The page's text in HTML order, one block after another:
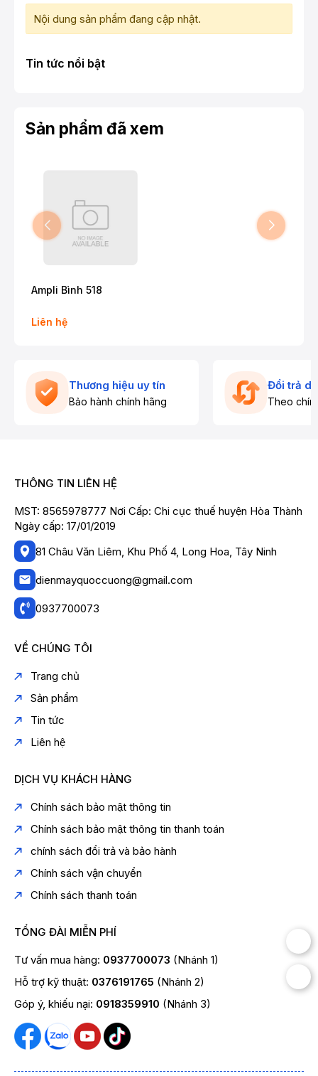
Nội dung sản phẩm đang cập nhật.
Tin tức nổi bật
Sản phẩm đã xem
Ampli Bình 518
Liên hệ
Thương hiệu uy tín
Bảo hành chính hãng
Đổi trả
Theo
THÔNG TIN LIÊN HỆ
MST: 8565978777 Nơi Cấp: Chi cục thuế huyện Hòa Thành
Ngày cấp: 17/01/2019
81 Châu Văn Liêm, Khu Phố 4, Long Hoa, Tây Ninh
dienmayquoccuong@gmail.com
0937700073
VỀ CHÚNG TÔI
Trang chủ
Sản phẩm
Tin tức
Liên hệ
DỊCH VỤ KHÁCH HÀNG
Chính sách bảo mật thông tin
Chính sách bảo mật thông tin thanh toán
chính sách đổi trả và bảo hành
Chính sách vận chuyển
Chính sách thanh toán
TỔNG ĐÀI MIỄN PHÍ
Tư vấn mua hàng: 0937700073 (Nhánh 1)
Hỗ trợ kỹ thuật: 0376191765 (Nhánh 2)
Góp ý, khiếu nại: 0918359910 (Nhánh 3)